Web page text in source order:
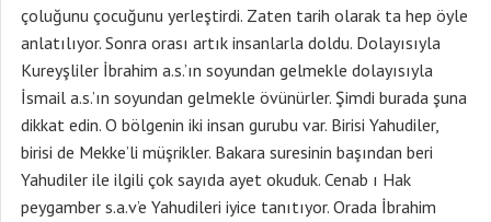
çoluğunu çocuğunu yerleştirdi. Zaten tarih olarak ta hep öyle
anlatılıyor. Sonra orası artık insanlarla doldu. Dolayısıyla
Kureyşliler İbrahim a.s.’ın soyundan gelmekle dolayısıyla
İsmail a.s.’ın soyundan gelmekle övünürler. Şimdi burada şuna
dikkat edin. O bölgenin iki insan gurubu var. Birisi Yahudiler,
birisi de Mekke’li müşrikler. Bakara suresinin başından beri
Yahudiler ile ilgili çok sayıda ayet okuduk. Cenab ı Hak
peygamber s.a.v’e Yahudileri iyice tanıtıyor. Orada İbrahim